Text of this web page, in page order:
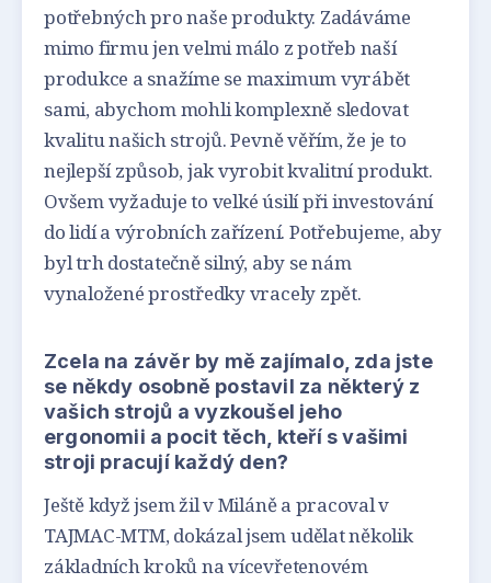
potřebných pro naše produkty. Zadáváme
mimo firmu jen velmi málo z potřeb naší
produkce a snažíme se maximum vyrábět
sami, abychom mohli komplexně sledovat
kvalitu našich strojů. Pevně věřím, že je to
nejlepší způsob, jak vyrobit kvalitní produkt.
Ovšem vyžaduje to velké úsilí při investování
do lidí a výrobních zařízení. Potřebujeme, aby
byl trh dostatečně silný, aby se nám
vynaložené prostředky vracely zpět.
Zcela na závěr by mě zajímalo, zda jste
se někdy osobně postavil za některý z
vašich strojů a vyzkoušel jeho
ergonomii a pocit těch, kteří s vašimi
stroji pracují každý den?
Ještě když jsem žil v Miláně a pracoval v
TAJMAC-MTM, dokázal jsem udělat několik
základních kroků na vícevřetenovém